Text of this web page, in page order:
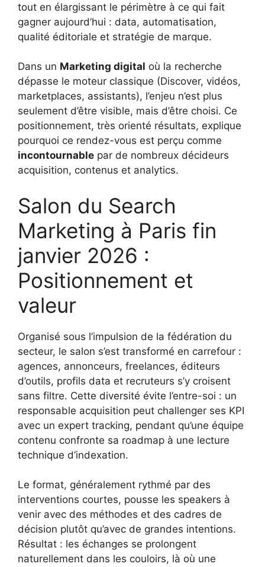
tout en élargissant le périmètre à ce qui fait
gagner aujourd’hui : data, automatisation,
qualité éditoriale et stratégie de marque.
Dans un Marketing digital où la recherche
dépasse le moteur classique (Discover, vidéos,
marketplaces, assistants), l’enjeu n’est plus
seulement d’être visible, mais d’être choisi. Ce
positionnement, très orienté résultats, explique
pourquoi ce rendez-vous est perçu comme
incontournable par de nombreux décideurs
acquisition, contenus et analytics.
Salon du Search
Marketing à Paris fin
janvier 2026 :
Positionnement et
valeur
Organisé sous l’impulsion de la fédération du
secteur, le salon s’est transformé en carrefour :
agences, annonceurs, freelances, éditeurs
d’outils, profils data et recruteurs s’y croisent
sans filtre. Cette diversité évite l’entre-soi : un
responsable acquisition peut challenger ses KPI
avec un expert tracking, pendant qu’une équipe
contenu confronte sa roadmap à une lecture
technique d’indexation.
Le format, généralement rythmé par des
interventions courtes, pousse les speakers à
venir avec des méthodes et des cadres de
décision plutôt qu’avec de grandes intentions.
Résultat : les échanges se prolongent
naturellement dans les couloirs, là où une